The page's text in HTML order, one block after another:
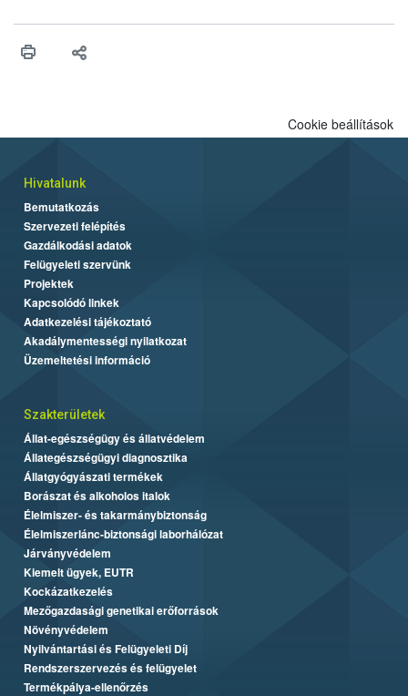
Cookie beállítások
Hivatalunk
Bemutatkozás
Szervezeti felépítés
Gazdálkodási adatok
Felügyeleti szervünk
Projektek
Kapcsolódó linkek
Adatkezelési tájékoztató
Akadálymentességi nyilatkozat
Üzemeltetési információ
Szakterületek
Állat-egészségügy és állatvédelem
Állategészségügyi diagnosztika
Állatgyógyászati termékek
Borászat és alkoholos italok
Élelmiszer- és takarmánybiztonság
Élelmiszerlánc-biztonsági laborhálózat
Járványvédelem
Kiemelt ügyek, EUTR
Kockázatkezelés
Mezőgazdasági genetikai erőforrások
Növényvédelem
Nyilvántartási és Felügyeleti Díj
Rendszerszervezés és felügyelet
Termékpálya-ellenőrzés